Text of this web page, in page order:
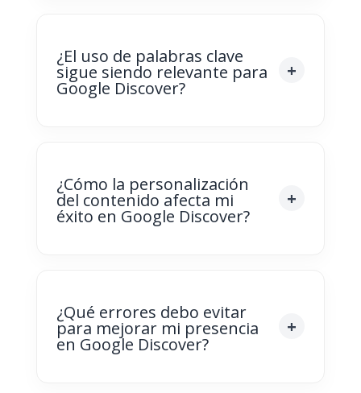
¿El uso de palabras clave
sigue siendo relevante para
Google Discover?
¿Cómo la personalización
del contenido afecta mi
éxito en Google Discover?
¿Qué errores debo evitar
para mejorar mi presencia
en Google Discover?